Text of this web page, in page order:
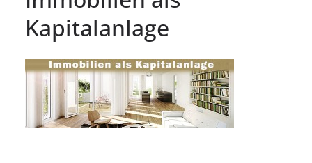
Kapitalanlage